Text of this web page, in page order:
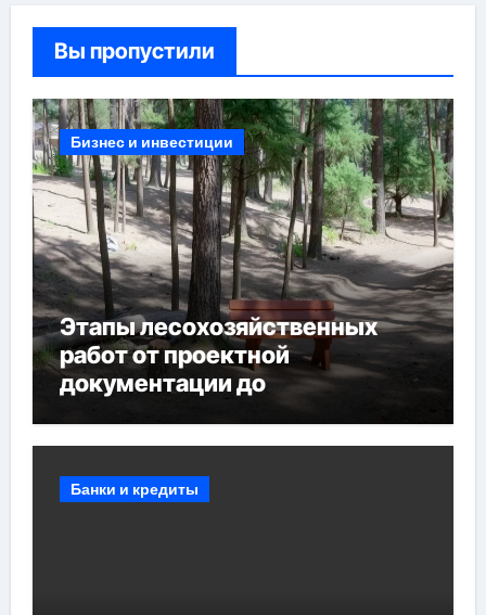
Вы пропустили
Бизнес и инвестиции
Этапы лесохозяйственных
работ от проектной
документации до
мероприятий и обустройства
Банки и кредиты